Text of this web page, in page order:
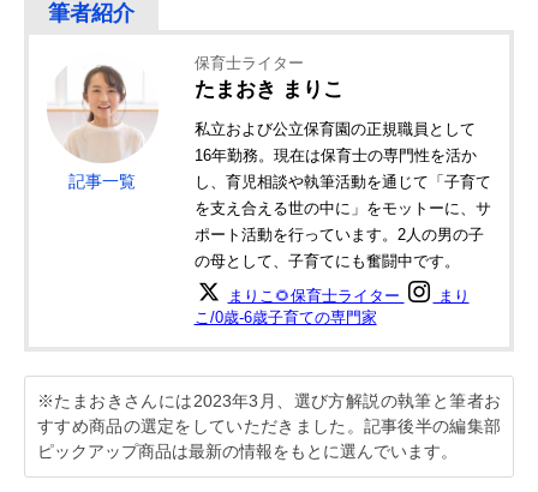
記事一覧
保育士ライター
たまおき まりこ
私立および公立保育園の正規職員として
16年勤務。現在は保育士の専門性を活か
し、育児相談や執筆活動を通じて「子育て
を支え合える世の中に」をモットーに、サ
ポート活動を行っています。2人の男の子
の母として、子育てにも奮闘中です。
まりこ🌻保育士ライター
まり
こ/0歳-6歳子育ての専門家
※たまおきさんには2023年3月、選び方解説の執筆と筆者お
すすめ商品の選定をしていただきました。記事後半の編集部
ピックアップ商品は最新の情報をもとに選んでいます。